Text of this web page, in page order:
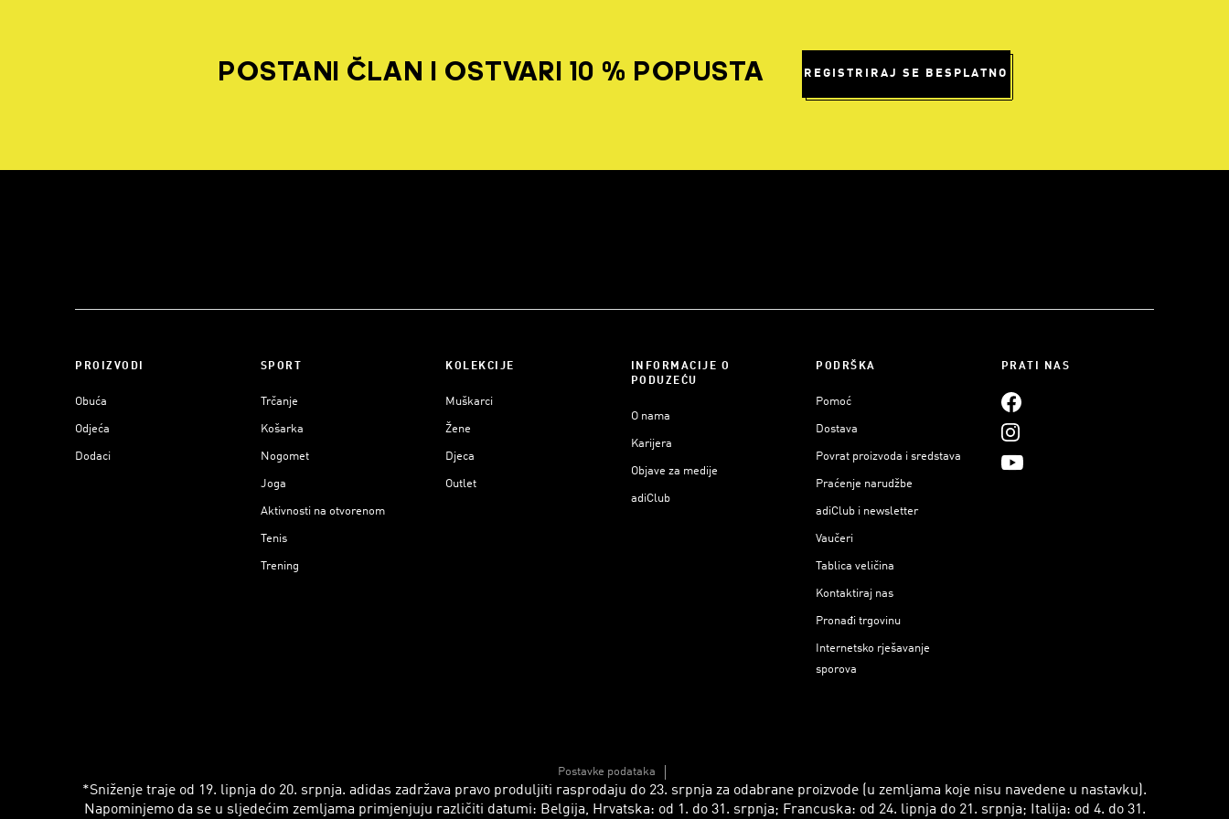
POSTANI ČLAN I OSTVARI 10 % POPUSTA REGISTRIRAJ SE BESPLATNO
PROIZVODI
Obuća
Odjeća
Dodaci
SPORT
Trčanje
Košarka
Nogomet
Joga
Aktivnosti na otvorenom
Tenis
Trening
KOLEKCIJE
Muškarci
Žene
Djeca
Outlet
INFORMACIJE O
PODUZEĆU
O nama
Karijera
Objave za medije
adiClub
PODRŠKA
Pomoć
Dostava
Povrat proizvoda i sredstava
Praćenje narudžbe
adiClub i newsletter
Vaučeri
Tablica veličina
Kontaktiraj nas
Pronađi trgovinu
Internetsko rješavanje
sporova
PRATI NAS
Postavke podataka
*Sniženje traje od 19. lipnja do 20. srpnja. adidas zadržava pravo produljiti rasprodaju do 23. srpnja za odabrane proizvode (u zemljama koje nisu navedene u nastavku).
Napominjemo da se u sljedećim zemljama primjenjuju različiti datumi: Belgija, Hrvatska: od 1. do 31. srpnja; Francuska: od 24. lipnja do 21. srpnja; Italija: od 4. do 31.